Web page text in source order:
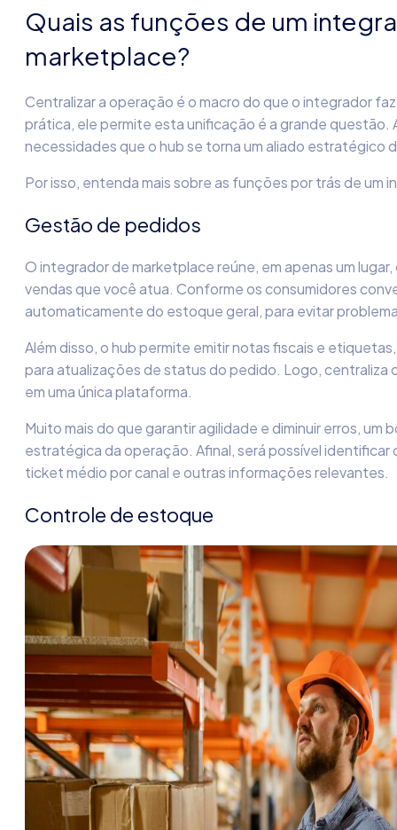
Quais as funções de um
marketplace?
Centralizar a operação é o macro do que o integrador
prática, ele permite esta unificação é a grande questão.
necessidades que o hub se torna um aliado estratégico
Por isso, entenda mais sobre as funções por trás de um
Gestão de pedidos
O integrador de marketplace reúne, em apenas um
vendas que você atua. Conforme os consumidores
automaticamente do estoque geral, para evitar
Além disso, o hub permite emitir notas fiscais e
para atualizações de status do pedido. Logo,
em uma única plataforma.
Muito mais do que garantir agilidade e diminuir erros, um
estratégica da operação. Afinal, será possível identificar
ticket médio por canal e outras informações relevantes.
Controle de estoque